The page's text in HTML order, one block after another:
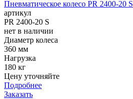
Пневматическое колесо PR 2400-20 S
артикул
PR 2400-20 S
нет в наличии
Диаметр колеса
360 мм
Нагрузка
180 кг
Цену уточняйте
Подробнее
Заказать